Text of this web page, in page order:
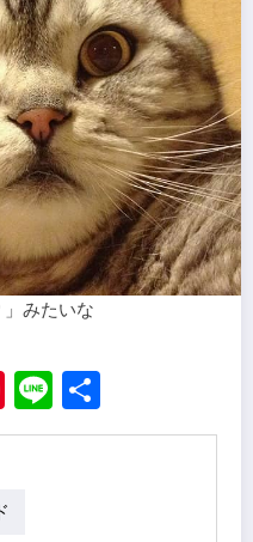
」みたいな
Pinterest
Line